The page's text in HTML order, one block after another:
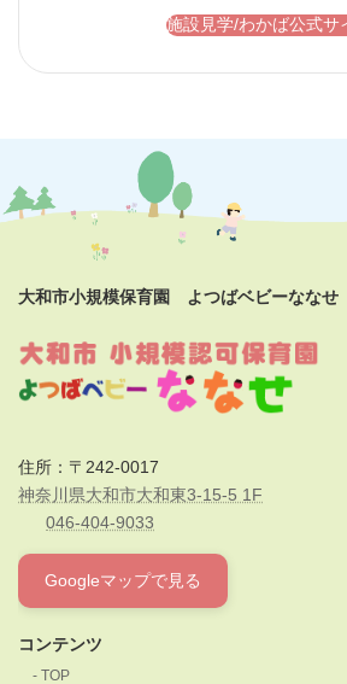
施設見学/わかば公式サ
大和市小規模保育園 よつばベビーななせ
住所：〒242-0017
神奈川県大和市大和東3-15-5 1F
046-404-9033
Googleマップで見る
コンテンツ
TOP